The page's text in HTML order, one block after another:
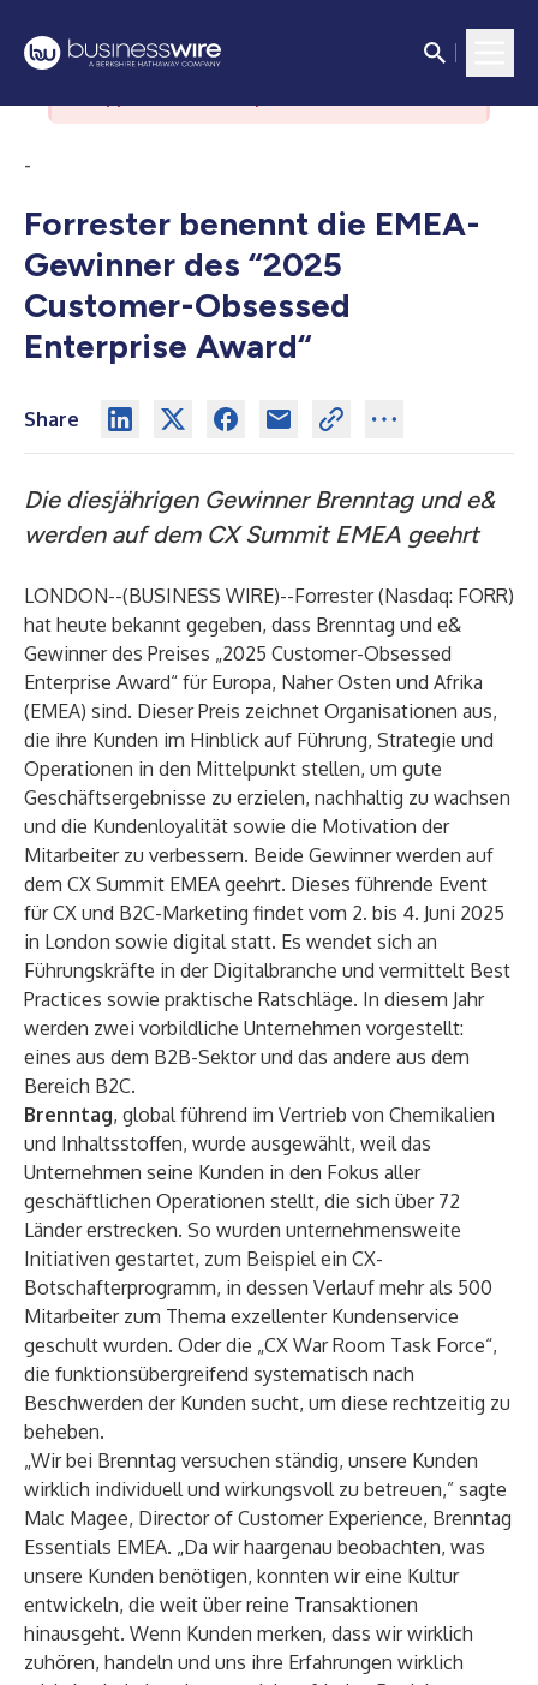
-
Forrester benennt die EMEA-
Gewinner des “2025
Customer-Obsessed
Enterprise Award“
Share
Die diesjährigen Gewinner Brenntag und e&
werden auf dem CX Summit EMEA geehrt
LONDON--(BUSINESS WIRE)--Forrester(Nasdaq: FORR)
hat heute bekannt gegeben, dass Brenntag und e&
Gewinner des Preises „2025 Customer-Obsessed
Enterprise Award“ für Europa, Naher Osten und Afrika
(EMEA) sind. Dieser Preis zeichnet Organisationen aus,
die ihre Kunden im Hinblick auf Führung, Strategie und
Operationen in den Mittelpunkt stellen, um gute
Geschäftsergebnisse zu erzielen, nachhaltig zu wachsen
und die Kundenloyalität sowie die Motivation der
Mitarbeiter zu verbessern. Beide Gewinner werden auf
dem CX Summit EMEA geehrt. Dieses führende Event
für CX und B2C-Marketing findet vom 2. bis 4. Juni 2025
in London sowie digital statt. Es wendet sich an
Führungskräfte in der Digitalbranche und vermittelt Best
Practices sowie praktische Ratschläge. In diesem Jahr
werden zwei vorbildliche Unternehmen vorgestellt:
eines aus dem B2B-Sektor und das andere aus dem
Bereich B2C.
Brenntag, global führend im Vertrieb von Chemikalien
und Inhaltsstoffen, wurde ausgewählt, weil das
Unternehmen seine Kunden in den Fokus aller
geschäftlichen Operationen stellt, die sich über 72
Länder erstrecken. So wurden unternehmensweite
Initiativen gestartet, zum Beispiel ein CX-
Botschafterprogramm, in dessen Verlauf mehr als 500
Mitarbeiter zum Thema exzellenter Kundenservice
geschult wurden. Oder die „CX War Room Task Force“,
die funktionsübergreifend systematisch nach
Beschwerden der Kunden sucht, um diese rechtzeitig zu
beheben.
„Wir bei Brenntag versuchen ständig, unsere Kunden
wirklich individuell und wirkungsvoll zu betreuen,” sagte
Malc Magee, Director of Customer Experience, Brenntag
Essentials EMEA. „Da wir haargenau beobachten, was
unsere Kunden benötigen, konnten wir eine Kultur
entwickeln, die weit über reine Transaktionen
hinausgeht. Wenn Kunden merken, dass wir wirklich
zuhören, handeln und uns ihre Erfahrungen wirklich
There was an issue with the
authorization server. Please contact